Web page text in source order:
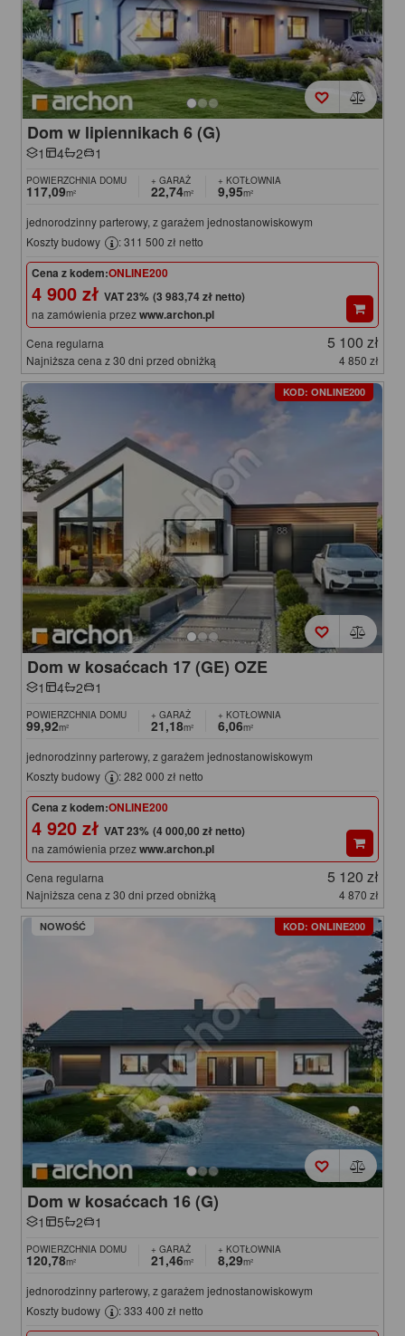
Dom w lipiennikach 6 (G)
1 4 2 1
POWIERZCHNIA DOMU
117,09m²
+ GARAŻ
22,74m²
+ KOTŁOWNIA
9,95m²
jednorodzinny parterowy, z garażem jednostanowiskowym
Koszty budowy
: 311 500 zł netto
Cena z kodem:ONLINE200
4 900 zł (3 983,74 zł netto)
na zamówienia przezwww.archon.pl
Cena regularna 5 100 zł
Najniższa cena z 30 dni przed obniżką 4 850 zł
KOD: ONLINE200
Dom w kosaćcach 17 (GE) OZE
1 4 2 1
POWIERZCHNIA DOMU
99,92m²
+ GARAŻ
21,18m²
+ KOTŁOWNIA
6,06m²
jednorodzinny parterowy, z garażem jednostanowiskowym
Koszty budowy
: 282 000 zł netto
Cena z kodem:ONLINE200
4 920 zł (4 000,00 zł netto)
na zamówienia przezwww.archon.pl
Cena regularna 5 120 zł
Najniższa cena z 30 dni przed obniżką 4 870 zł
NOWOŚĆ KOD: ONLINE200
Dom w kosaćcach 16 (G)
1 5 2 1
POWIERZCHNIA DOMU
120,78m²
+ GARAŻ
21,46m²
+ KOTŁOWNIA
8,29m²
jednorodzinny parterowy, z garażem jednostanowiskowym
Koszty budowy
: 333 400 zł netto